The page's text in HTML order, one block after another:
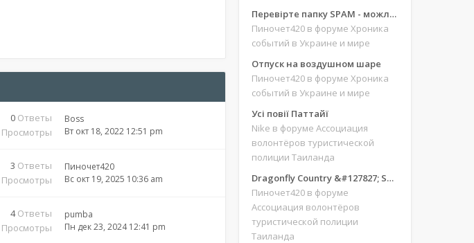
0 Ответы
Просмотры
Boss
Вт окт 18, 2022 12:51 pm
3 Ответы
Просмотры
Пиночет420
Вс окт 19, 2025 10:36 am
4Ответы
Просмотры
pumba
Пн дек 23, 2024 12:41 pm
Перевірте папку SPAM - можливо, ви щось пропустили
Пиночет420 в форуме Хроника
событий в Украине и мире
Отпуск на воздушном шаре
Пиночет420 в форуме Хроника
событий в Украине и мире
Усі повії Паттайї
Nike в форуме Ассоциация
волонтёров туристической
полиции Таиланда
Dragonfly Country &#127827; Save our site &#127775;&#127769;
Пиночет420 в форуме
Ассоциация волонтёров
туристической полиции
Таиланда